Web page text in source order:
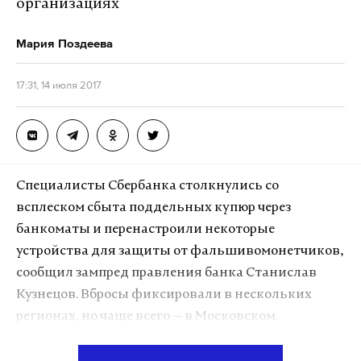
подарки. Периодически в СМИ появляются
оригинальностью презента. Например, весной
представителю КГБ СССР при Министерстве
«офицерский» подарок и номер газеты «Правда»,
году.
организациях
Мария Поздеева
17:31, 14 июля 2017
Специалисты Сбербанка столкнулись со
всплеском сбыта поддельных купюр через
банкоматы и перенастроили некоторые
устройства для защиты от фальшивомонетчиков,
сообщил зампред правления банка Станислав
Кузнецов. Вбросы фиксировали в нескольких
регионах, но чаще всего — в Московском.